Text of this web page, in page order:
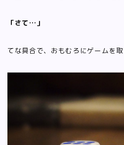
「さて…」
てな具合で、おもむろにゲームを取